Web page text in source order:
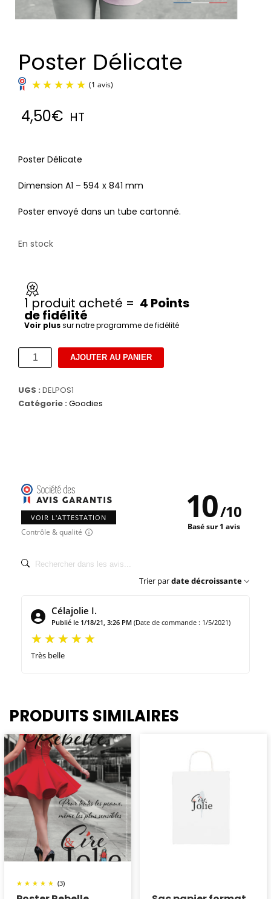
Poster Délicate
(1 avis)
4,50€ HT
Poster Délicate
Dimension A1 – 594 x 841 mm
Poster envoyé dans un tube cartonné.
En stock
1 produit acheté = 4 Points
defidélité
Voir plussur notre programme de fidélité
quantité
Poster
Délicate
AJOUTER AU PANIER
UGS : DELPOS1
Catégorie : Goodies
VOIR L'ATTESTATION
Contrôle & qualité
10/10
Basé sur 1 avis
Trier pardate décroissante
Célajolie I.
Publié le 1/18/21, 3:26 PM (Date de commande : 1/5/2021)
Très belle
PRODUITS SIMILAIRES
(3)